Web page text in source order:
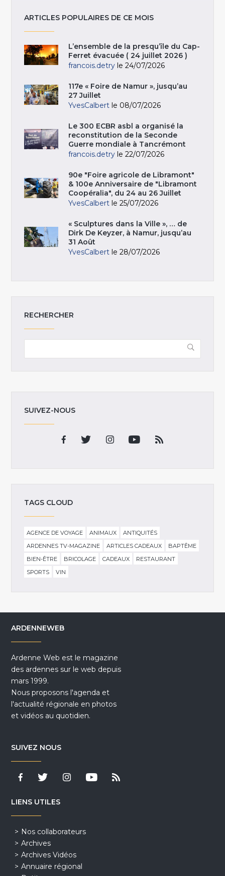
ARTICLES POPULAIRES DE CE MOIS
L’ensemble de la presqu’île du Cap-
Ferret évacuée ( 24 juillet 2026 )
francois.detry le 24/07/2026
117e « Foire de Namur », jusqu’au
27 Juillet
YvesCalbert le 08/07/2026
Le 300 ECBR asbl a organisé la
reconstitution de la Seconde
Guerre mondiale à Tancrémont
francois.detry le 22/07/2026
90e "Foire agricole de Libramont"
& 100e Anniversaire de "Libramont
Coopéralia", du 24 au 26 Juillet
YvesCalbert le 25/07/2026
« Sculptures dans la Ville », … de
Dirk De Keyzer, à Namur, jusqu’au
31 Août
YvesCalbert le 28/07/2026
RECHERCHER
SUIVEZ-NOUS
TAGS CLOUD
AGENCE DE VOYAGE ANIMAUX
ANTIQUITÉS
ARDENNES TV-MAGAZINE
ARTICLES CADEAUX
BAPTÊME
BIEN-ÊTRE
BRICOLAGE CADEAUX
RESTAURANT
SPORTS
VIN
ARDENNEWEB
Ardenne Web est le magazine
des ardennes sur le web depuis
mars 1999.
Nous proposons l'agenda et
l'actualité régionale en photos
et vidéos au quotidien.
SUIVEZ NOUS
LIENS UTILES
Nos collaborateurs
Archives
Archives Vidéos
Annuaire régional